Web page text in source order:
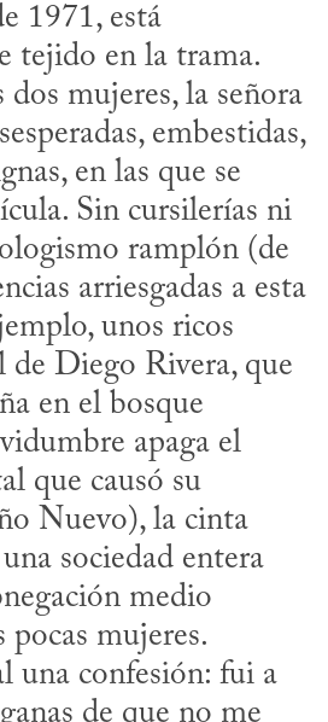
1971, está
tejido en la trama.
dos mujeres, la señora
embestidas,
en las que se
Sin cursilerías ni
ramplón (de
arriesgadas a esta
unos ricos
de Diego Rivera, que
en el bosque
apaga el
que causó su
Nuevo), la cinta
sociedad entera
medio
pocas mujeres.
de que no me